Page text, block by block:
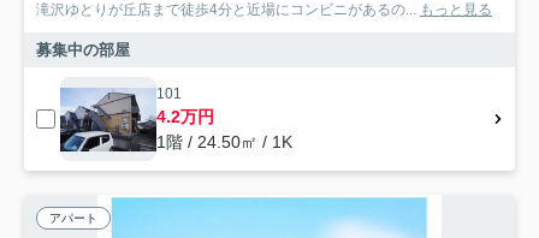
滝沢ゆとりが丘店まで徒歩4分と近場にコンビニがあるの... もっと見る
募集中の部屋
101
4.2万円
1階 / 24.50㎡ / 1K
アパート